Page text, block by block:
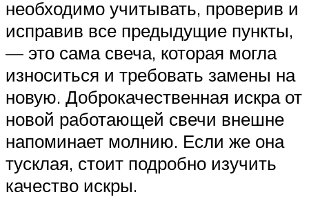
необходимо учитывать, проверив и
исправив все предыдущие пункты,
— это сама свеча, которая могла
износиться и требовать замены на
новую. Доброкачественная искра от
новой работающей свечи внешне
напоминает молнию. Если же она
тусклая, стоит подробно изучить
качество искры.